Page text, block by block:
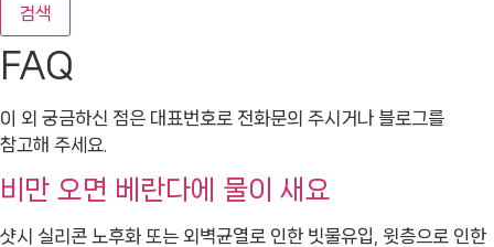
검색
FAQ
이 외 궁금하신 점은 대표번호로 전화문의 주시거나 블로그를
참고해 주세요.
비만 오면 베란다에 물이 새요
샷시 실리콘 노후화 또는 외벽균열로 인한 빗물유입, 윗층으로 인한